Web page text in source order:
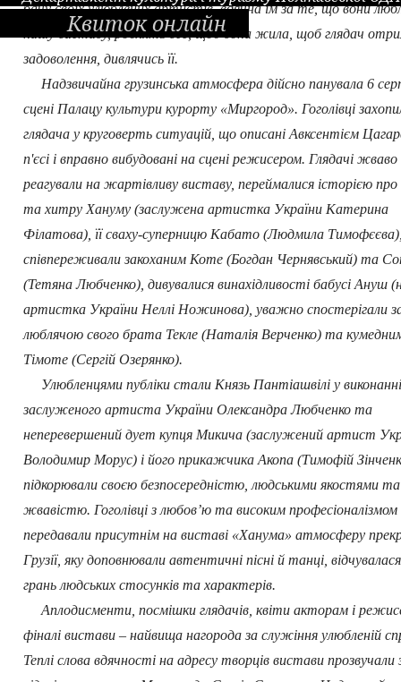
Квиток онлайн
бачу своїх улюблених артистів, вдячна їм за те, що вони
нашу виставу, роблять все, щоб вона жила, щоб глядач
задоволення, дивлячись її.
Надзвичайна грузинська атмосфера дійсно панувала 6
сцені Палацу культури курорту «Миргород». Гоголівці
глядача у круговерть ситуацій, що описані Авксентієм
п'єсі і вправно вибудовані на сцені режисером. Глядачі жваво
реагували на жартівливу виставу, переймалися історією про
та хитру Хануму (заслужена артистка України Катерина
Філатова), її сваху-суперницю Кабато (Людмила
співпереживали закоханим Коте (Богдан Чернявський) та
(Тетяна Любченко), дивувалися винахідливості бабусі Ануш
артистка України Неллі Ножинова), уважно спостерігали
люблячою свого брата Текле (Наталія Верченко) та
Тімоте (Сергій Озерянко).
Улюбленцями публіки стали Князь Пантіашвілі у
заслуженого артиста України Олександра Любченко та
неперевершений дует купця Микича (заслужений артист
Володимир Морус) і його прикажчика Акопа (Тимофій
підкорювали своєю безпосередністю, людськими якостями та
жвавістю. Гоголівці з любов’ю та високим професіоналізмом
передавали присутнім на виставі «Ханума» атмосферу
Грузії, яку доповнювали автентичні пісні й танці,
грань людських стосунків та характерів.
Аплодисменти, посмішки глядачів, квіти акторам і
фіналі вистави – найвища нагорода за служіння улюбленій
Теплі слова вдячності на адресу творців вистави прозвучали